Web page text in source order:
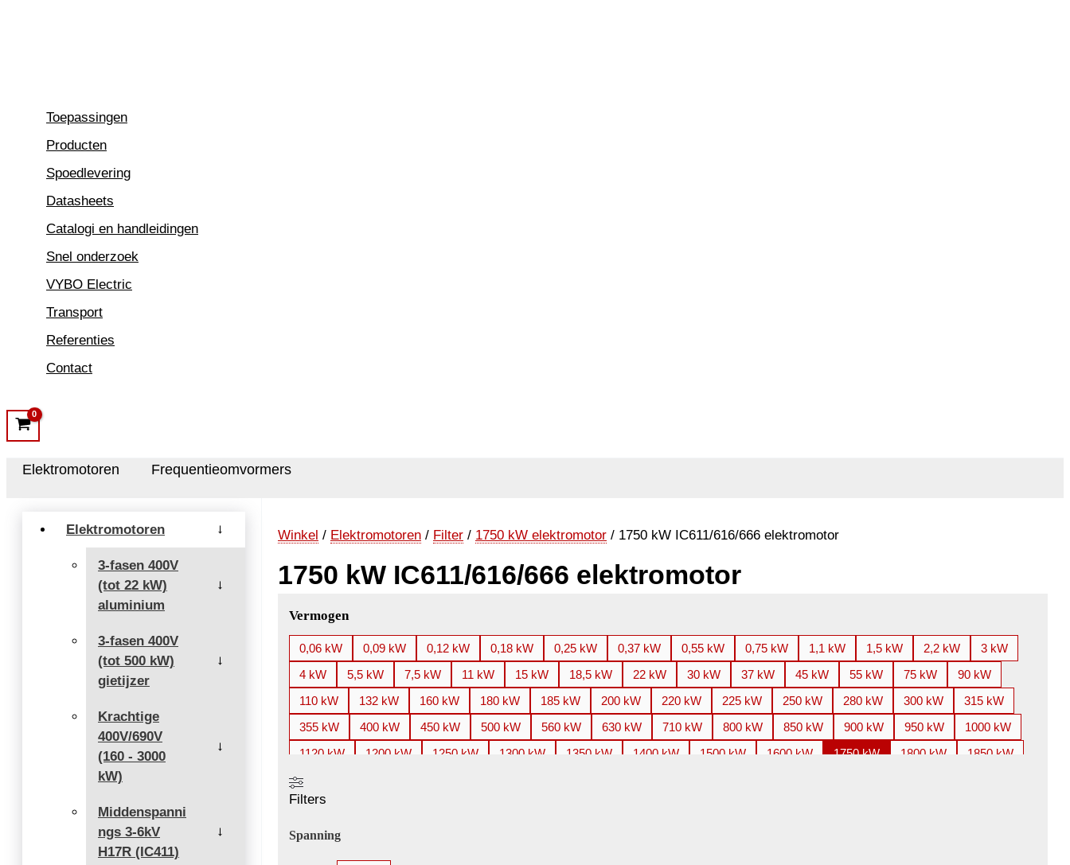
Toepassingen
Producten
Spoedlevering
Datasheets
Catalogi en handleidingen
Snel onderzoek
VYBO Electric
Transport
Referenties
Contact
Elektromotoren Frequentieomvormers
Elektromotoren →
3-fasen 400V
(tot 22 kW)
aluminium
→
3-fasen 400V
(tot 500 kW)
gietijzer
→
Krachtige
400V/690V
(160 - 3000
kW)
→
Middenspanni
ngs 3-6kV
H17R (IC411)
→
Winkel / Elektromotoren / Filter / 1750 kW elektromotor / 1750 kW IC611/616/666 elektromotor
1750 kW IC611/616/666 elektromotor
Vermogen
0,06 kW 0,09 kW 0,12 kW 0,18 kW 0,25 kW 0,37 kW 0,55 kW 0,75 kW 1,1 kW 1,5 kW 2,2 kW
3 kW
4 kW
5,5 kW 7,5 kW 11 kW 15 kW 18,5 kW 22 kW 30 kW 37 kW 45 kW 55 kW 75 kW
90 kW
110 kW
132 kW 160 kW 180 kW 185 kW 200 kW 220 kW 225 kW 250 kW 280 kW 300 kW
315 kW
355 kW
400 kW 450 kW 500 kW 560 kW 630 kW 710 kW 800 kW 850 kW 900 kW 950 kW
1000 kW
1120 kW
1200 kW 1250 kW 1300 kW 1350 kW 1400 kW 1500 kW 1600 kW 1750 kW 1800 kW
1850 kW
2000 kW
3360 kW
5200 kW
Filters
Spanning